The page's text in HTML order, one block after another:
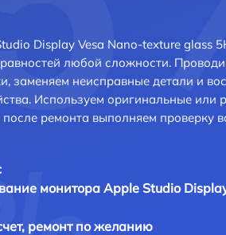
Display Vesa Nano-texture glass
любой сложности.
заменяем неисправные детали и
Используем оригинальные или
ремонта выполняем проверку
монитора Apple Studio
ремонт по желанию